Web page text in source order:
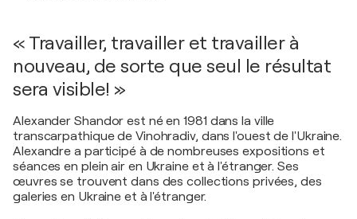
« Travailler, travailler et travailler à
nouveau, de sorte que seul le résultat
sera visible! »
Alexander Shandor est né en 1981 dans la ville
transcarpathique de Vinohradiv, dans l'ouest de l'Ukraine.
Alexandre a participé à de nombreuses expositions et
séances en plein air en Ukraine et à l'étranger. Ses
œuvres se trouvent dans des collections privées, des
galeries en Ukraine et à l'étranger.